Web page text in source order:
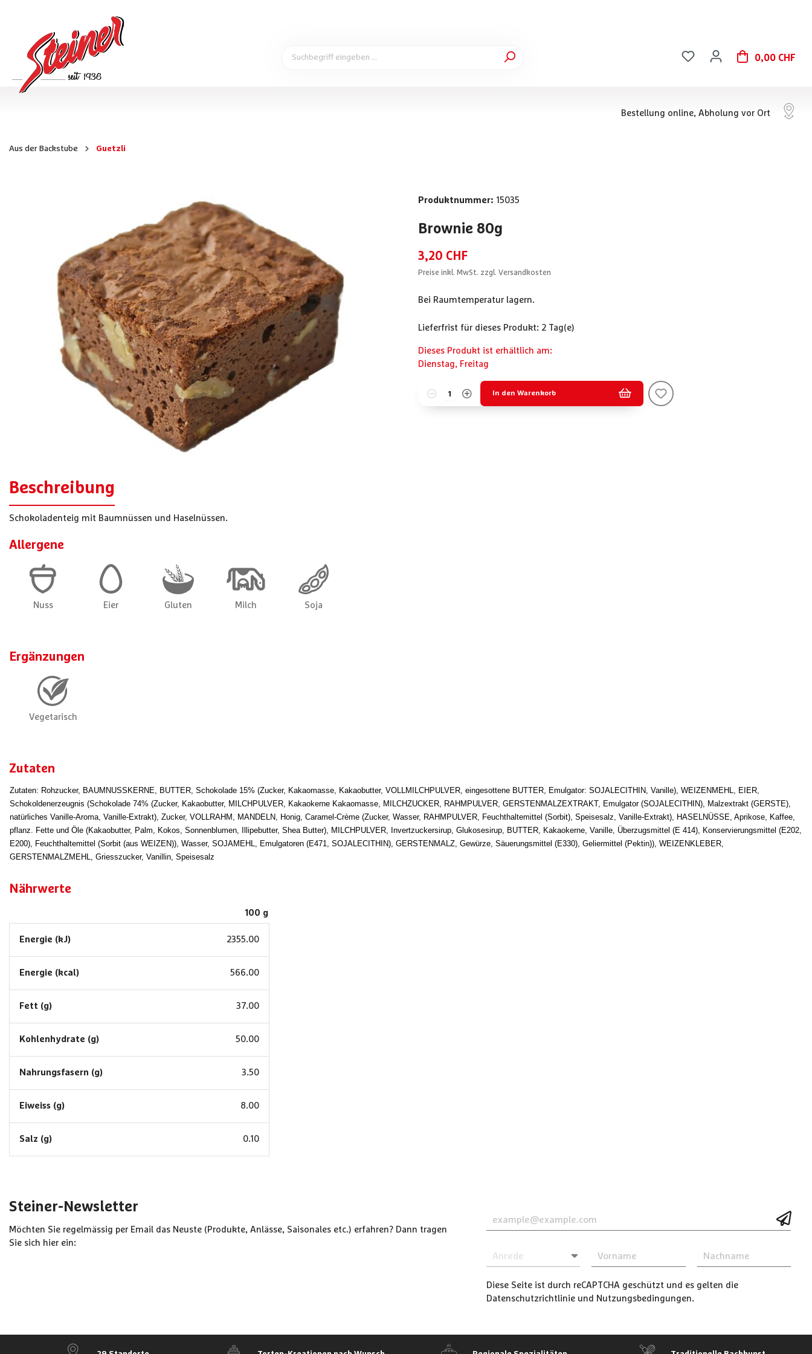
0,00 CHF
Bestellung online, Abholung vor Ort
Aus der Backstube Guetzli
Produktnummer: 15035
Brownie 80g
3,20 CHF
Preise inkl. MwSt. zzgl. Versandkosten
Bei Raumtemperatur lagern.
Lieferfrist für dieses Produkt: 2 Tag(e)
Dieses Produkt ist erhältlich am:
Dienstag, Freitag
In den Warenkorb
Beschreibung
Schokoladenteig mit Baumnüssen und Haselnüssen.
Allergene
Ergänzungen
Zutaten
Zutaten: Rohzucker, BAUMNUSSKERNE, BUTTER, Schokolade 15% (Zucker, Kakaomasse, Kakaobutter, VOLLMILCHPULVER, eingesottene BUTTER, Emulgator: SOJALECITHIN, Vanille), WEIZENMEHL, EIER,
Schokoldenerzeugnis (Schokolade 74% (Zucker, Kakaobutter, MILCHPULVER, Kakaokerne Kakaomasse, MILCHZUCKER, RAHMPULVER, GERSTENMALZEXTRAKT, Emulgator (SOJALECITHIN), Malzextrakt (GERSTE),
natürliches Vanille-Aroma, Vanille-Extrakt), Zucker, VOLLRAHM, MANDELN, Honig, Caramel-Crème (Zucker, Wasser, RAHMPULVER, Feuchthaltemittel (Sorbit), Speisesalz, Vanille-Extrakt), HASELNÜSSE, Aprikose, Kaffee,
pflanz. Fette und Öle (Kakaobutter, Palm, Kokos, Sonnenblumen, Illipebutter, Shea Butter), MILCHPULVER, Invertzuckersirup, Glukosesirup, BUTTER, Kakaokerne, Vanille, Überzugsmittel (E 414), Konservierungsmittel (E202,
E200), Feuchthaltemittel (Sorbit (aus WEIZEN)), Wasser, SOJAMEHL, Emulgatoren (E471, SOJALECITHIN), GERSTENMALZ, Gewürze, Säuerungsmittel (E330), Geliermittel (Pektin)), WEIZENKLEBER,
GERSTENMALZMEHL, Griesszucker, Vanillin, Speisesalz
Nährwerte
100 g
Energie (kJ) 2355.00
Energie (kcal) 566.00
Fett (g) 37.00
Kohlenhydrate (g) 50.00
Nahrungsfasern (g) 3.50
Eiweiss (g) 8.00
Salz (g) 0.10
Steiner-Newsletter
Möchten Sie regelmässig per Email das Neuste (Produkte, Anlässe, Saisonales etc.) erfahren? Dann tragen
Sie sich hier ein:
Diese Seite ist durch reCAPTCHA geschützt und es gelten die
Datenschutzrichtlinieund Nutzungsbedingungen.